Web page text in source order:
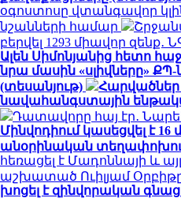
օգոստոսը վտանգավոր
նշանների համար
բերվել 1293 միավոր զենք․
Ալեն Սիմոնյանից հետո
նրա մասին «սլիվները»
(տեսանյութ)
Հարվածներ
նավահանգստային
Դատավորը հայ էր․
Մինվոդիում կասեցվել է 16
անօրինական
հեռացել է Մադոննայի և
աշխատած Ուիլյամ
խոցել է զինվորական